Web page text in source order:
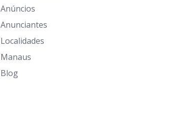
Anúncios
Anunciantes
Localidades
Manaus
Blog